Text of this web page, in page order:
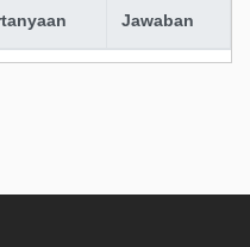
Jawaban